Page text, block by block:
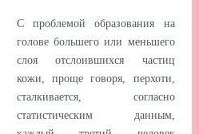
С проблемой образования на
голове большего или меньшего
слоя отслоившихся частиц
кожи, проще говоря, перхоти,
сталкивается, согласно
статистическим данным,